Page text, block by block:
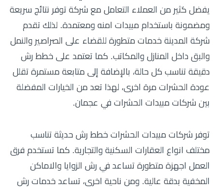
يفضل كثير من العملاء التعامل مع شركة توفر نتائج سريعة
ومضمونة باستخدام مبيدات امنه ومعتمدة. لذلك تقدم
شركة المدينة خدمات متطورة للقضاء على الصراصير والنمل
والبق داخل المنازل والمكاتب. كما تعتمد على خطط رش
دقيقة تناسب كل حالة، بالإضافة إلى متابعة مستمرة تقلل
عودة الحشرات مرة اخرى، لهذا تعد من الخيارات المفضلة
بين شركات مبيدات الحشرات في عجمان.
توفر شركات مبيدات الحشرات خطط رش حديثة تناسب
مختلف انواع العقارات السكنية والتجارية. كما تستخدم فرق
العمل اجهزة متطورة تساعد في رش الزوايا والاماكن
المخفية بدقة عالية. ومن ناحية اخرى، تساعد خدمات رش